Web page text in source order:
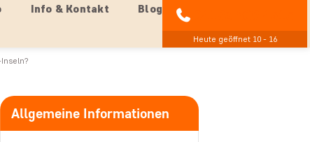
Info & Kontakt Blog
Heute geöffnet 10 - 16
Allgemeine Informationen